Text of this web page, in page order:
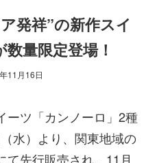
発祥”の新作スイ
量限定登場！
11月16日
ーツ「カンノーロ」2種
水）より、関東地域の
て先行販売され、11月